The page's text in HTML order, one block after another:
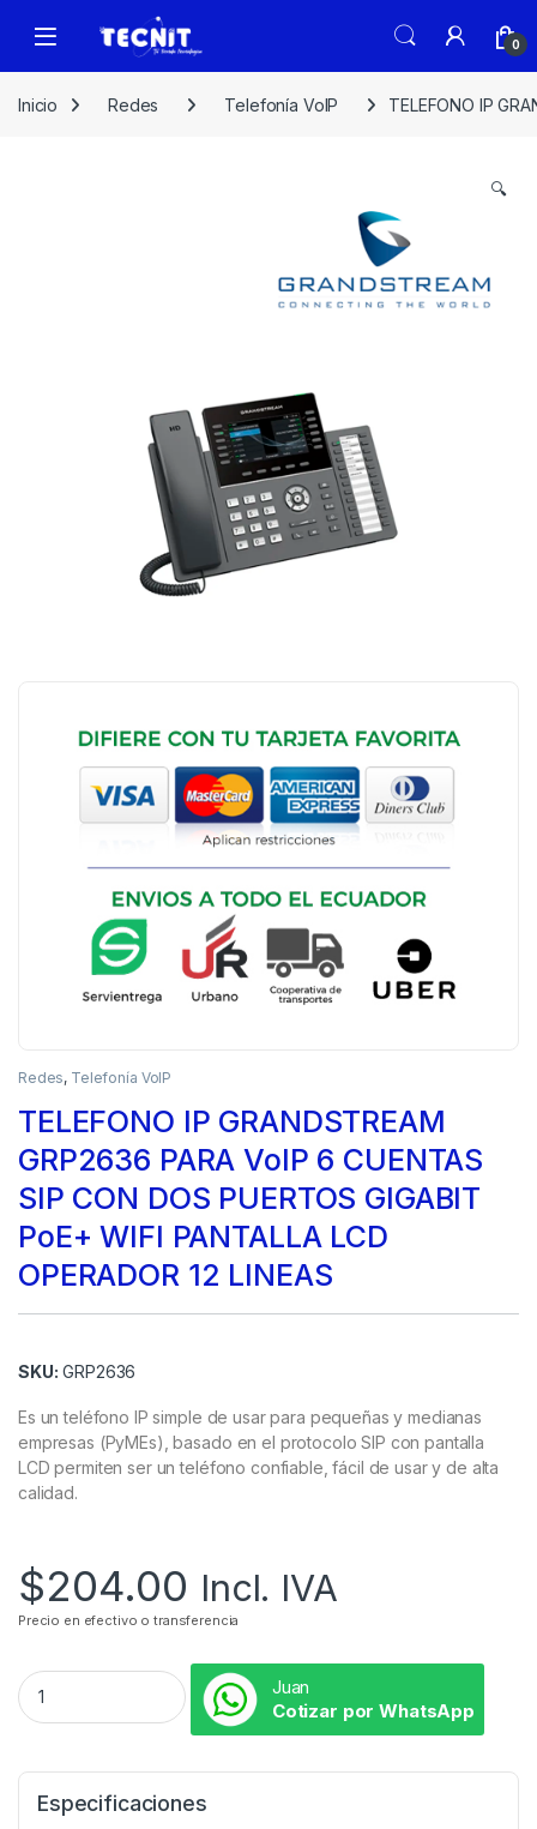
0
Inicio Redes Telefonía VoIP TELEFONO IP
🔍
Redes, Telefonía VoIP
TELEFONO IP GRANDSTREAM
GRP2636 PARA VoIP 6 CUENTAS
SIP CON DOS PUERTOS GIGABIT
PoE+ WIFI PANTALLA LCD
OPERADOR 12 LINEAS
SKU: GRP2636
Es un teléfono IP simple de usar para pequeñas y medianas
empresas (PyMEs), basado en el protocolo SIP con pantalla
LCD permiten ser un teléfono confiable, fácil de usar y de alta
calidad.
$204.00 Incl. IVA
Precio en efectivo o transferencia
Juan
Cotizar por WhatsApp
Especificaciones